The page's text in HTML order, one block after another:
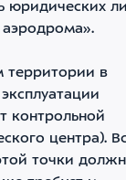
юридических
аэродрома».
территории в
контрольной
центра).
точки